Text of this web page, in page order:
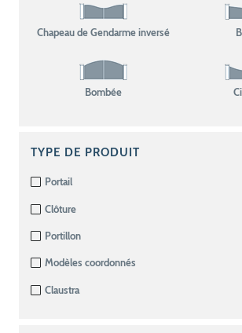
Chapeau de Gendarme inversé
Bombée
TYPE DE PRODUIT
Portail
Clôture
Portillon
Modèles coordonnés
Claustra